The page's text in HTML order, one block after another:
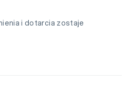
i dotarcia zostaje